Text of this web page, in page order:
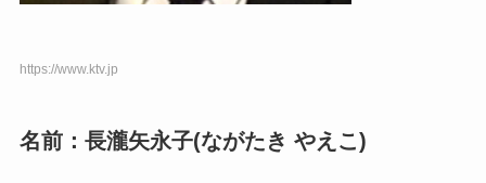
https://www.ktv.jp
名前：長瀧矢永子(ながたき やえこ)